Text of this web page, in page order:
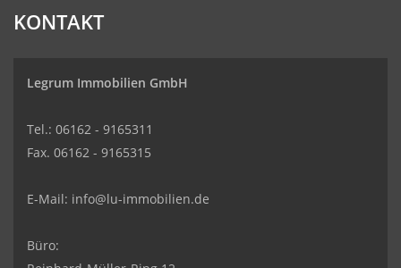
KONTAKT
Legrum Immobilien GmbH
Tel.: 06162 - 9165311
Fax. 06162 - 9165315
E-Mail: info@lu-immobilien.de
Büro: